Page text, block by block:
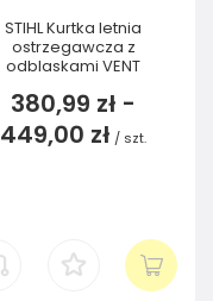
STIHL Kurtka letnia
ostrzegawcza z
odblaskami VENT
380,99 zł -
449,00 zł / szt.